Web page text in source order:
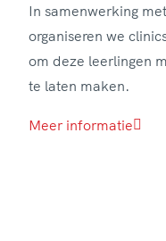
In samenwerking
organiseren we
om deze leerlingen
te laten maken.
Meer informatie